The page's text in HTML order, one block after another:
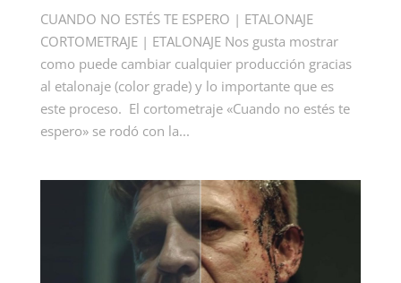
CUANDO NO ESTÉS TE ESPERO | ETALONAJE
CORTOMETRAJE | ETALONAJE Nos gusta mostrar
como puede cambiar cualquier producción gracias
al etalonaje (color grade) y lo importante que es
este proceso. El cortometraje «Cuando no estés te
espero» se rodó con la...